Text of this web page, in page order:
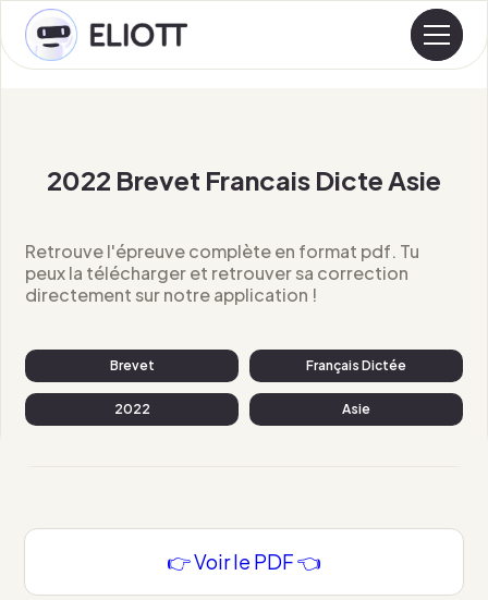
2022 Brevet Francais Dicte Asie
Retrouve l'épreuve complète en format pdf. Tu
peux la télécharger et retrouver sa correction
directement sur notre application !
Brevet Français Dictée
2022 Asie
👉 Voir le PDF 👈